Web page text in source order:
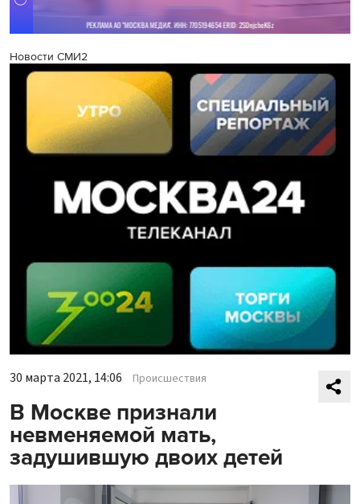
Новости СМИ2
30 марта 2021, 14:06 Происшествия
В Москве признали
невменяемой мать,
задушившую двоих детей